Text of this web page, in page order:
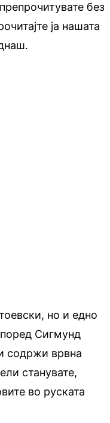
без
ја нашата
но и едно
Сигмунд
содржи врвна
станувате,
во руската